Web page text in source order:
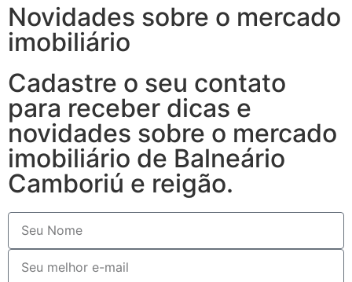
Novidades sobre o mercado
imobiliário
Cadastre o seu contato
para receber dicas e
novidades sobre o mercado
imobiliário de Balneário
Camboriú e reigão.